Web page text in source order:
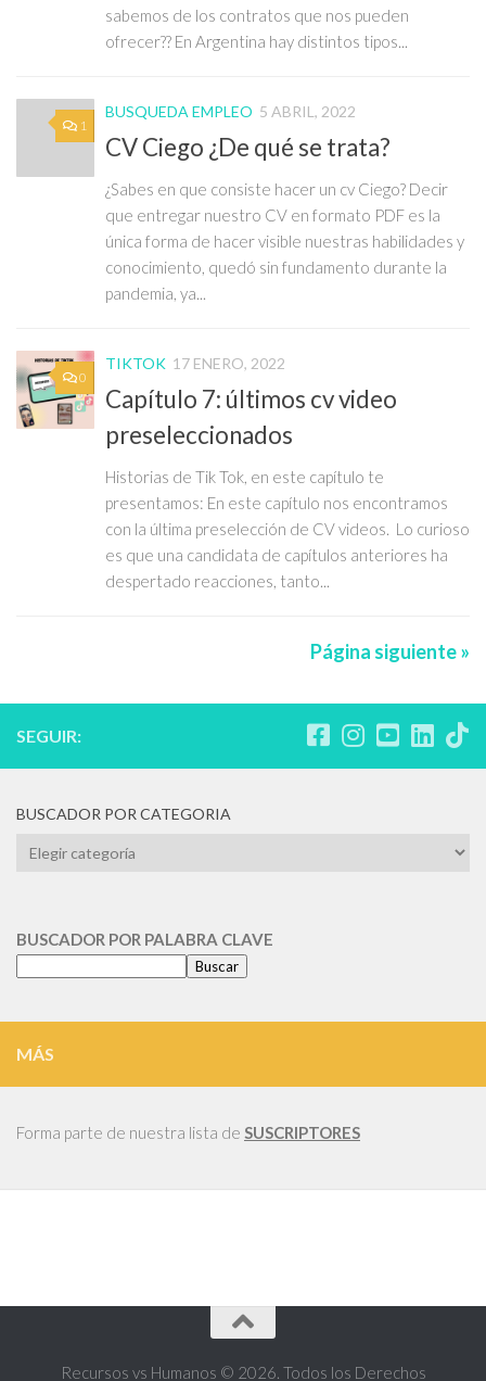
sabemos de los contratos que nos pueden
ofrecer?? En Argentina hay distintos tipos...
1
BUSQUEDA EMPLEO 5 ABRIL, 2022
CV Ciego ¿De qué se trata?
¿Sabes en que consiste hacer un cv Ciego? Decir
que entregar nuestro CV en formato PDF es la
única forma de hacer visible nuestras habilidades y
conocimiento, quedó sin fundamento durante la
pandemia, ya...
0
TIKTOK 17 ENERO, 2022
Capítulo 7: últimos cv video
preseleccionados
Historias de Tik Tok, en este capítulo te
presentamos: En este capítulo nos encontramos
con la última preselección de CV videos. Lo curioso
es que una candidata de capítulos anteriores ha
despertado reacciones, tanto...
Página siguiente »
SEGUIR:
BUSCADOR POR CATEGORIA
BUSCADOR
BUSCADOR POR PALABRA CLAVE
Buscar
MÁS
Forma parte de nuestra lista de SUSCRIPTORES
Recursos vs Humanos © 2026. Todos los Derechos